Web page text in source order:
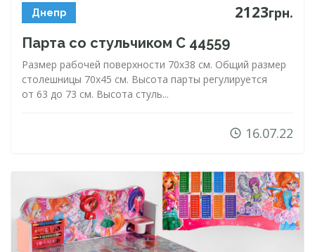
Днепр 2123грн.
Парта со стульчиком C 44559
Размер рабочей поверхности 70х38 см. Общий размер
столешницы 70х45 см. Высота парты регулируется
от 63 до 73 см. Высота стуль...
16.07.22